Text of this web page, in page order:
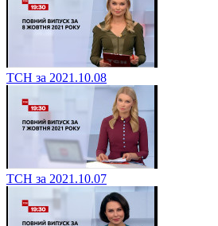
ТСН за 2021.10.08
ТСН за 2021.10.07